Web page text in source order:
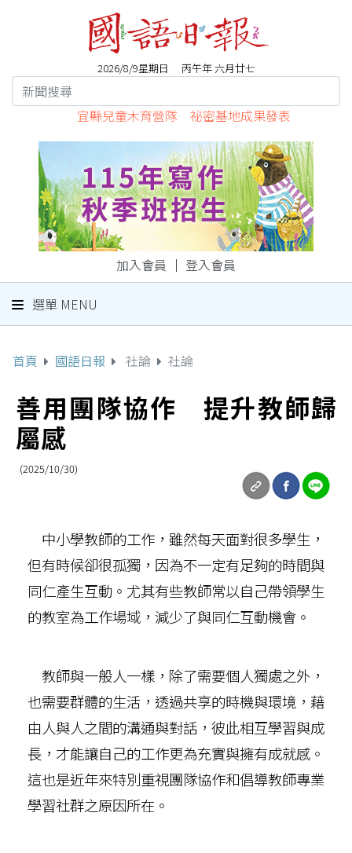
2026/8/9星期日 丙午年 六月廿七
宜縣兒童木育營隊 祕密基地成果發表
加入會員 ｜ 登入會員
選單 MENU
首頁 國語日報 社論 社論
善用團隊協作 提升教師歸
屬感
(2025/10/30)
中小學教師的工作，雖然每天面對很多學生，
但有時候卻很孤獨，因為不一定有足夠的時間與
同仁產生互動。尤其有些教師常以自己帶領學生
的教室為工作場域，減少了與同仁互動機會。
教師與一般人一樣，除了需要個人獨處之外，
也需要群體的生活，透過共享的時機與環境，藉
由人與人之間的溝通與對話，彼此相互學習與成
長，才能讓自己的工作更為充實與擁有成就感。
這也是近年來特別重視團隊協作和倡導教師專業
學習社群之原因所在。